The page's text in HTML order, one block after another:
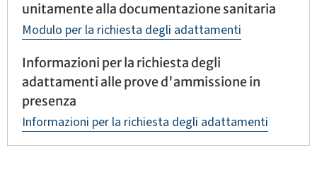
unitamente alla documentazione sanitaria
Modulo per la richiesta degli adattamenti
Informazioni per la richiesta degli
adattamenti alle prove d'ammissione in
presenza
Informazioni per la richiesta degli adattamenti